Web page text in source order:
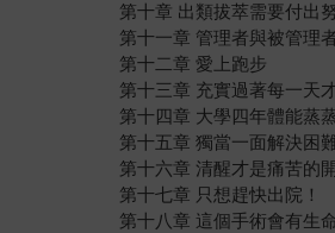
第十章 出類拔萃需要付出
第十一章 管理者與被管理
第十二章 愛上跑步
第十三章 充實過著每一天
第十四章 大學四年體能蒸
第十五章 獨當一面解決困
第十六章 清醒才是痛苦的
第十七章 只想趕快出院！
第十八章 這個手術會有生